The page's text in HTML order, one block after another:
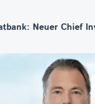
Neuer Chief